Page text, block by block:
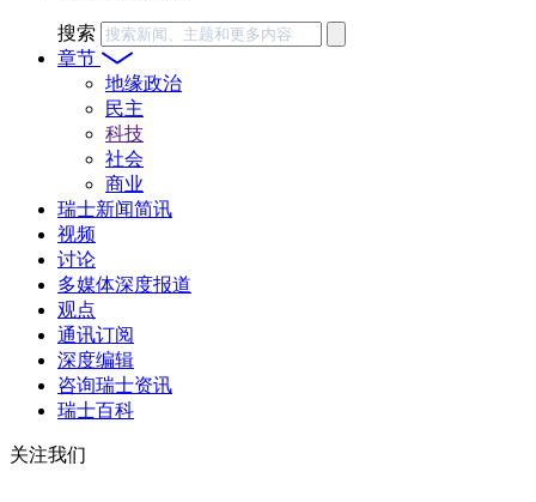
搜索
章节
地缘政治
民主
科技
社会
商业
瑞士新闻简讯
视频
讨论
多媒体深度报道
观点
通讯订阅
深度编辑
咨询瑞士资讯
瑞士百科
关注我们